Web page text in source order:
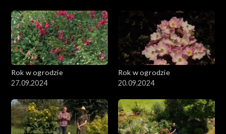
Rok w ogrodzie
27.09.2024
Rok w ogrodzie
20.09.2024